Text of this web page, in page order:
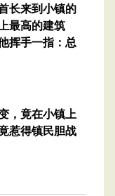
长来到小镇的
最高的建筑
挥手一指：总
，竟在小镇上
惹得镇民胆战